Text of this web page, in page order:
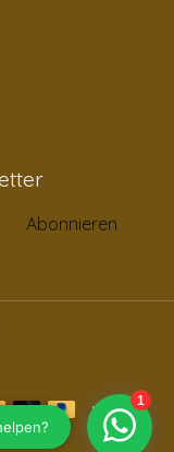
Abonnieren
DE